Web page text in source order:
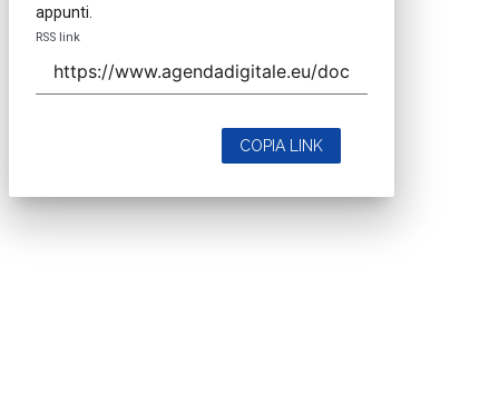
appunti.
RSS link
COPIA LINK